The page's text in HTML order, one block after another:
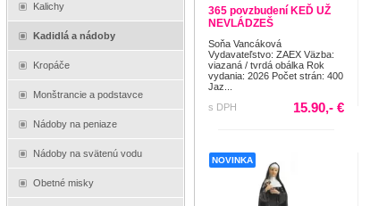
Kalichy
Kadidlá a nádoby
Kropáče
Monštrancie a podstavce
Nádoby na peniaze
Nádoby na svätenú vodu
Obetné misky
365 povzbudení KEĎ UŽ
NEVLÁDZEŠ
Soňa Vancáková
Vydavateľstvo: ZAEX Väzba:
viazaná / tvrdá obálka Rok
vydania: 2026 Počet strán: 400
Jaz...
s DPH
15.90,- €
NOVINKA